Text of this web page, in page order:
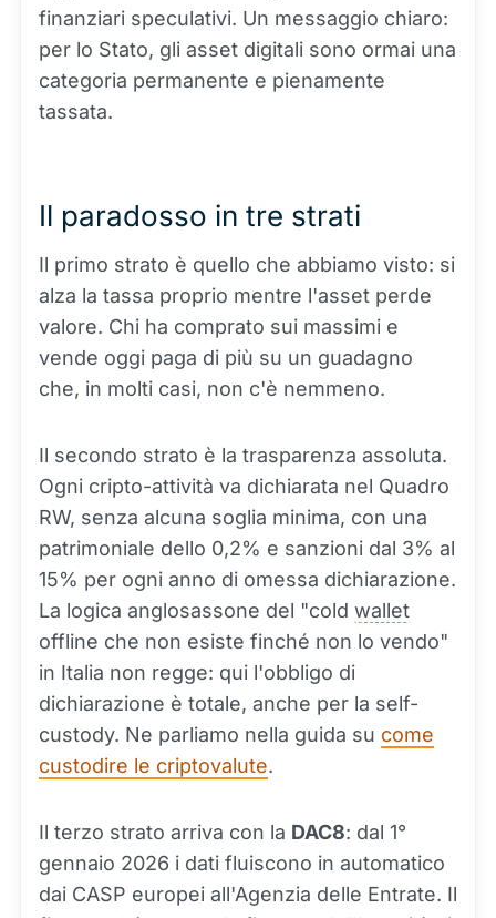
finanziari speculativi. Un messaggio chiaro:
per lo Stato, gli asset digitali sono ormai una
categoria permanente e pienamente
tassata.
Il paradosso in tre strati
Il primo strato è quello che abbiamo visto: si
alza la tassa proprio mentre l'asset perde
valore. Chi ha comprato sui massimi e
vende oggi paga di più su un guadagno
che, in molti casi, non c'è nemmeno.
Il secondo strato è la trasparenza assoluta.
Ogni cripto-attività va dichiarata nel Quadro
RW, senza alcuna soglia minima, con una
patrimoniale dello 0,2% e sanzioni dal 3% al
15% per ogni anno di omessa dichiarazione.
La logica anglosassone del "cold wallet
offline che non esiste finché non lo vendo"
in Italia non regge: qui l'obbligo di
dichiarazione è totale, anche per la self-
custody. Ne parliamo nella guida su come
custodire le criptovalute.
Il terzo strato arriva con la DAC8: dal 1°
gennaio 2026 i dati fluiscono in automatico
dai CASP europei all'Agenzia delle Entrate. Il